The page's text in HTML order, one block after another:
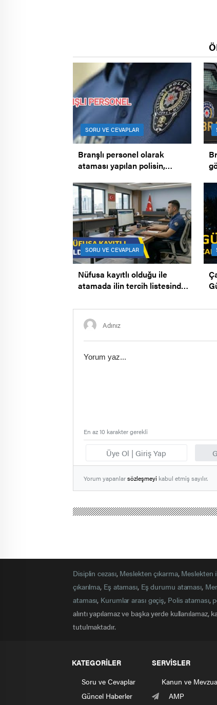
SORU VE CEVAPLAR
Branşlı personel olarak
ataması yapılan polisin,
çalıştırılmaması.
SORU VE CEVAPLAR
Nüfusa kayıtlı olduğu ile
atamada ilin tercih listesinden
Üye Ol | Giriş Yap
En az 10 karakter gerekli
Yorum yapanlarsözleşmeyi kabul etmiş sayılır.
Devlet Memurlarının Yarım Zamanlı